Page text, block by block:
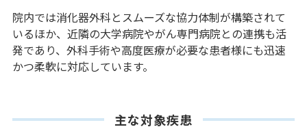
院内では消化器外科とスムーズな協力体制が構築されて
いるほか、近隣の大学病院やがん専門病院との連携も活
発であり、外科手術や高度医療が必要な患者様にも迅速
かつ柔軟に対応しています。
主な対象疾患